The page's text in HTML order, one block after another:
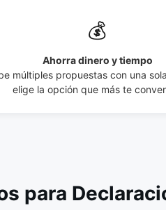
💰
Ahorra dinero y tiempo
múltiples propuestas con una
elige la opción que más te
para